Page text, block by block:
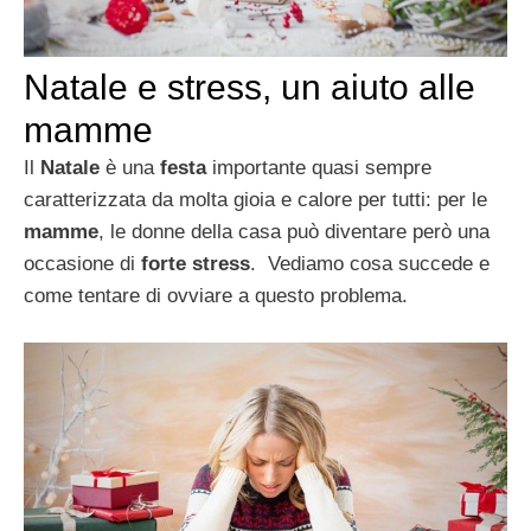
Natale e stress, un aiuto alle
mamme
Natale è una festaimportante quasi sempre
caratterizzata da molta gioia e calore per tutti: per le
mamme, le donne della casa può diventare però una
occasione di forte stress. Vediamo cosa succede e
come tentare di ovviare a questo problema.